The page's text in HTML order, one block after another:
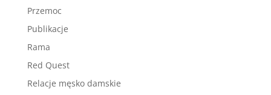
Przemoc
Publikacje
Rama
Red Quest
Relacje męsko damskie